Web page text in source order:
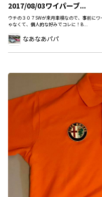
2017/08/03ワイパーブ...
ウチの３０７SWが来月車検なので、事前に
ゃなくて、個人的な好みでコレに！B...
なあなあパパ